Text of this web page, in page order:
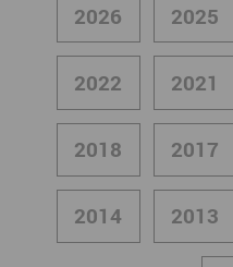
2026 2025
2022 2021
2018 2017
2014 2013